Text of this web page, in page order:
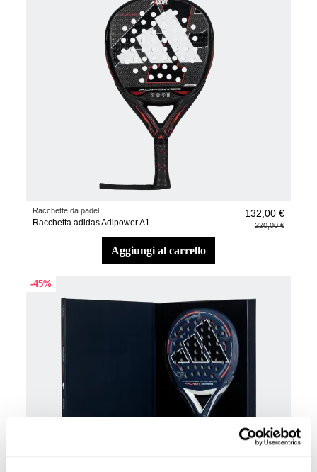
Racchette da padel
Racchetta adidas Adipower A1
132,00 €
220,00 €
aggiungi al carrello
-45%